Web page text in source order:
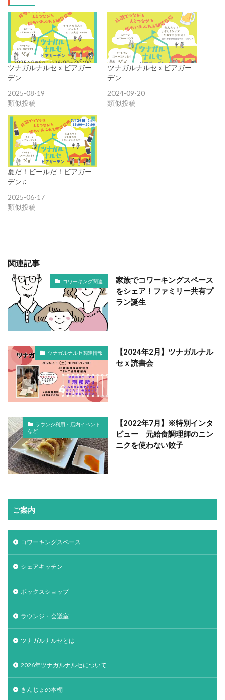
ツナガルナルセｘビアガー
デン
2025-08-19
類似投稿
ツナガルナルセｘビアガー
デン
2024-09-20
類似投稿
夏だ！ビールだ！ビアガー
デン♫
2025-06-17
類似投稿
関連記事
コワーキング関連
家族でコワーキングスペース
をシェア！ファミリー共有プ
ラン誕生
ツナガルナルセ関連情報
【2024年2月】ツナガルナル
セｘ読書会
ラウンジ利用・店内イベント
など
【2022年7月】※特別インタ
ビュー 元給食調理師のニン
ニクを使わない餃子
ご案内
コワーキングスペース
シェアキッチン
ボックスショップ
ラウンジ・会議室
ツナガルナルセとは
2026年ツナガルナルセについて
きんじょの本棚